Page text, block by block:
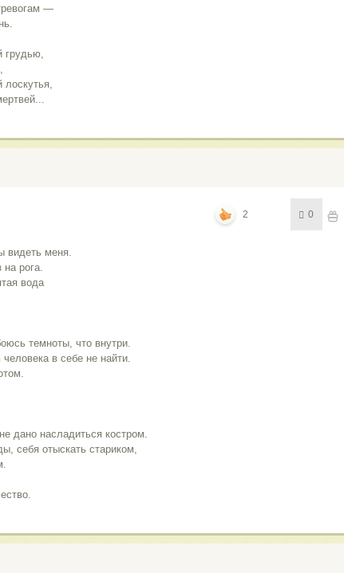
—
грудью,
видеть меня.
рога.
вода
темноты, что внутри.
в себе не найти.
дано насладиться костром.
себя отыскать стариком,
2 0